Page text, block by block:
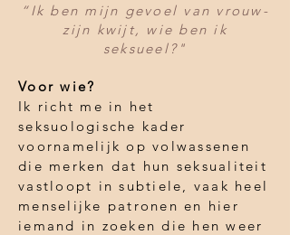
“Ik ben mijn gevoel van vrouw-
zijn kwijt, wie ben ik
seksueel?"
Voor wie?
Ik richt me in het
seksuologische kader
voornamelijk op volwassenen
die merken dat hun seksualiteit
vastloopt in subtiele, vaak heel
menselijke patronen en hier
iemand in zoeken die hen weer